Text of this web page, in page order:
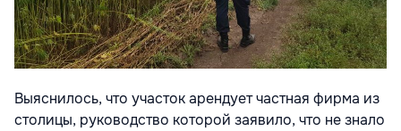
Выяснилось, что участок арендует частная фирма из
столицы, руководство которой заявило, что не знало